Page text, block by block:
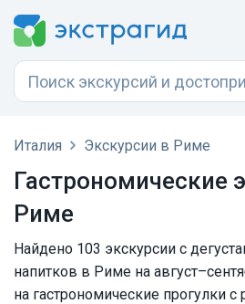
Италия Экскурсии в Риме
Гастрономические
Риме
Найдено 103 экскурсии с
напитков в Риме на
на гастрономические прогулки